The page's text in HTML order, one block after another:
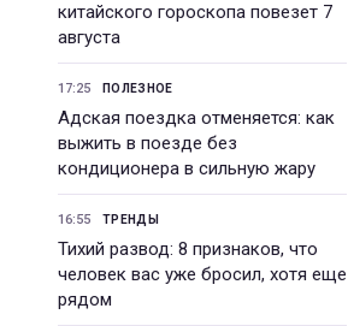
китайского гороскопа повезет 7
августа
17:25 ПОЛЕЗНОЕ
Адская поездка отменяется: как
выжить в поезде без
кондиционера в сильную жару
16:55 ТРЕНДЫ
Тихий развод: 8 признаков, что
человек вас уже бросил, хотя еще
рядом